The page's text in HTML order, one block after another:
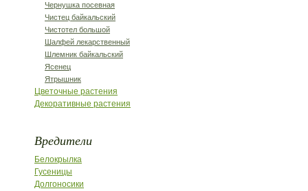
Чернушка посевная
Чистец байкальский
Чистотел большой
Шалфей лекарственный
Шлемник байкальский
Ясенец
Ятрышник
Цветочные растения
Декоративные растения
Вредители
Белокрылка
Гусеницы
Долгоносики